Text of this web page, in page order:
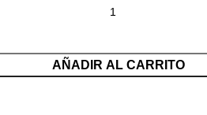
AÑADIR AL CARRITO